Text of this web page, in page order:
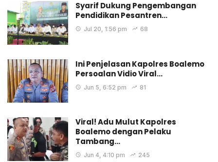
Syarif Dukung Pengembangan
Pendidikan Pesantren…
Jul 20, 1:56 pm 68
Ini Penjelasan Kapolres Boalemo
Persoalan Vidio Viral…
Jun 5, 6:52 pm 81
Viral! Adu Mulut Kapolres
Boalemo dengan Pelaku
Tambang…
Jun 4, 4:10 pm 245